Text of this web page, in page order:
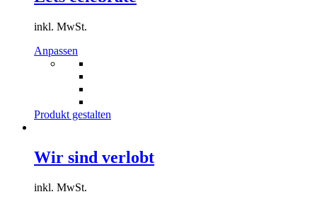
inkl. MwSt.
Anpassen
Produkt
weist
mehrere
Varianten
auf.
können
auf
Produktseite
Produkt gestalten
Wir sind verlobt
inkl. MwSt.